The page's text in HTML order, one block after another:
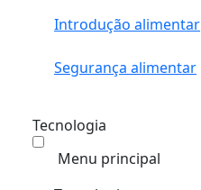
Introdução alimentar
Segurança alimentar
Tecnologia
Menu principal